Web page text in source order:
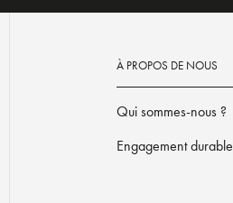
À PROPOS DE NOUS
Qui sommes-nous ?
Engagement durable